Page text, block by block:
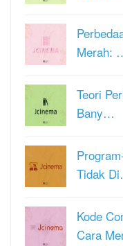
Merah:
Teori
Bany…
Tidak
Kode
Cara